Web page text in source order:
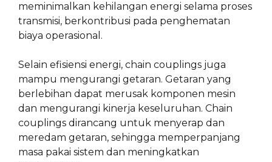
meminimalkan kehilangan energi selama proses
transmisi, berkontribusi pada penghematan
biaya operasional.
Selain efisiensi energi, chain couplings juga
mampu mengurangi getaran. Getaran yang
berlebihan dapat merusak komponen mesin
dan mengurangi kinerja keseluruhan. Chain
couplings dirancang untuk menyerap dan
meredam getaran, sehingga memperpanjang
masa pakai sistem dan meningkatkan